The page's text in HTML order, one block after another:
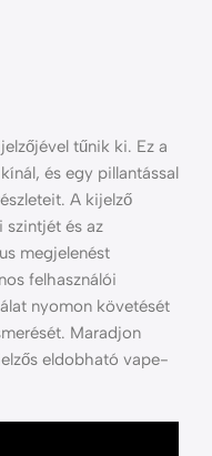
tűnik ki. Ez a
és egy pillantással
A kijelző
szintjét és az
megjelenést
felhasználói
nyomon követését
Maradjon
eldobható vape-